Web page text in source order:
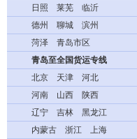
日照
莱芜
临沂
德州
聊城
滨州
菏泽
青岛市区
青岛至全国货运专线
北京
天津
河北
河南
山西
陕西
辽宁
吉林
黑龙江
内蒙古
浙江
上海